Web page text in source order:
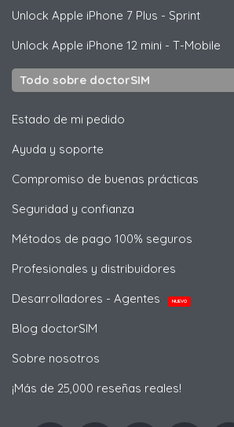
Unlock Apple iPhone 7 Plus - Sprint
Unlock Apple iPhone 12 mini - T-Mobile
Todo sobre doctorSIM
Estado de mi pedido
Ayuda y soporte
Compromiso de buenas prácticas
Seguridad y confianza
Métodos de pago 100% seguros
Profesionales y distribuidores
Desarrolladores - Agentes
NUEVO
Blog doctorSIM
Sobre nosotros
¡Más de 25,000 reseñas reales!